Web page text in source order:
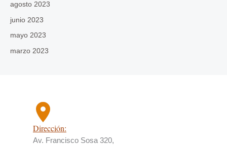
agosto 2023
junio 2023
mayo 2023
marzo 2023
Dirección:
Av. Francisco Sosa 320,